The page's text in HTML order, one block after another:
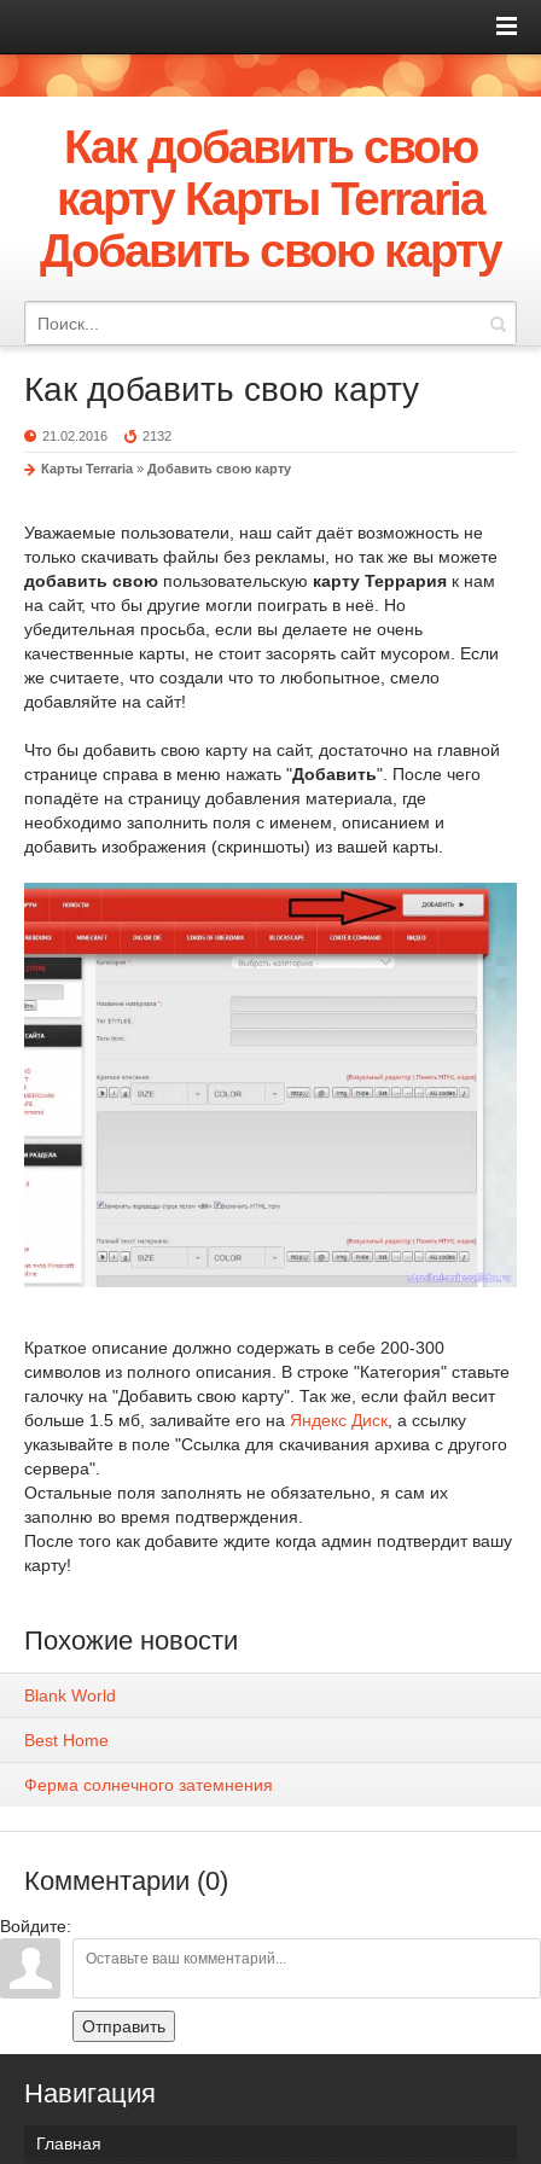
Как добавить свою
карту Карты Terraria
Добавить свою карту
Как добавить свою карту
21.02.2016 2132
Карты Terraria » Добавить свою карту
Уважаемые пользователи, наш сайт даёт возможность не
только скачивать файлы без рекламы, но так же вы можете
добавить свою пользовательскую карту Террария к нам
на сайт, что бы другие могли поиграть в неё. Но
убедительная просьба, если вы делаете не очень
качественные карты, не стоит засорять сайт мусором. Если
же считаете, что создали что то любопытное, смело
добавляйте на сайт!
Что бы добавить свою карту на сайт, достаточно на главной
странице справа в меню нажать "Добавить". После чего
попадёте на страницу добавления материала, где
необходимо заполнить поля с именем, описанием и
добавить изображения (скриншоты) из вашей карты.
Краткое описание должно содержать в себе 200-300
символов из полного описания. В строке "Категория" ставьте
галочку на "Добавить свою карту". Так же, если файл весит
больше 1.5 мб, заливайте его на Яндекс Диск, а ссылку
указывайте в поле "Ссылка для скачивания архива с другого
сервера".
Остальные поля заполнять не обязательно, я сам их
заполню во время подтверждения.
После того как добавите ждите когда админ подтвердит вашу
карту!
Похожие новости
Blank World
Best Home
Ферма солнечного затемнения
Комментарии (0)
Войдите:
Отправить
Навигация
Главная